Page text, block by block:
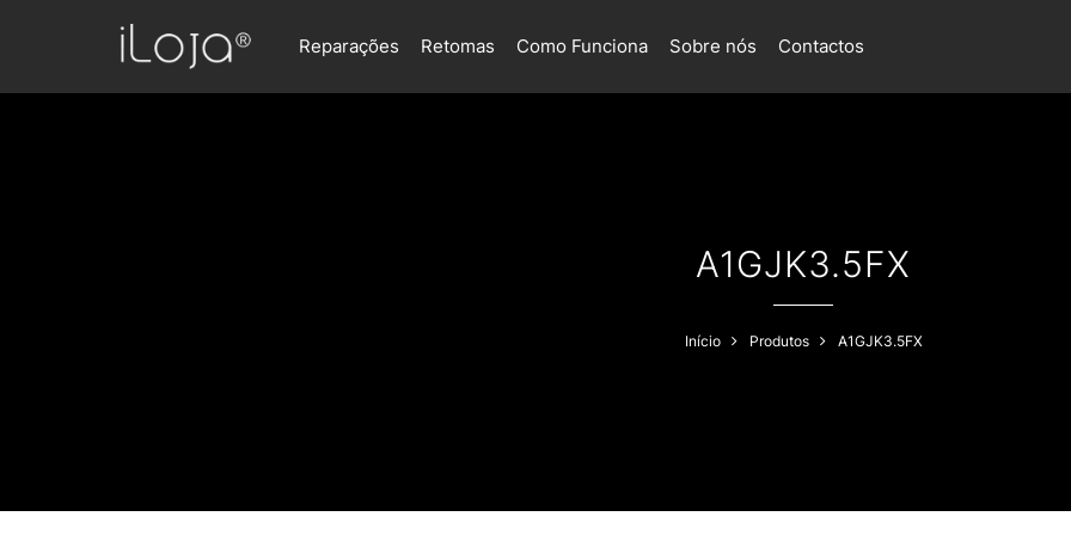
Reparações Retomas Como Funciona Sobre nós Contactos
A1GJK3.5FX
Início Produtos A1GJK3.5FX